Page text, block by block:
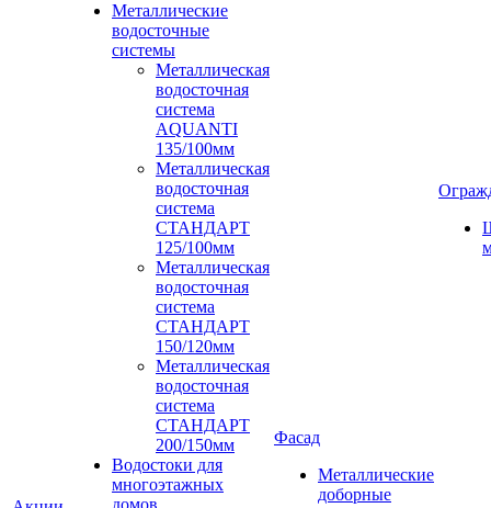
Металлические
водосточные
системы
Металлическая
водосточная
система
AQUANTI
135/100мм
Металлическая
водосточная
система
СТАНДАРТ
125/100мм
Металлическая
водосточная
система
СТАНДАРТ
150/120мм
Металлическая
водосточная
система
СТАНДАРТ
200/150мм
Водостоки для
многоэтажных
домов
Фасад
Металлические
доборные